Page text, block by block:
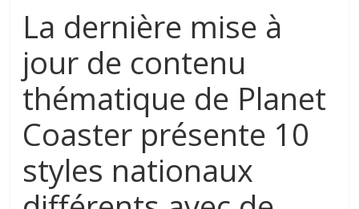
La dernière mise à
jour de contenu
thématique de Planet
Coaster présente 10
styles nationaux